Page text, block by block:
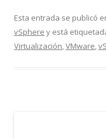
Esta entrada se publicó
vSphere y está
Virtualización,VMware,